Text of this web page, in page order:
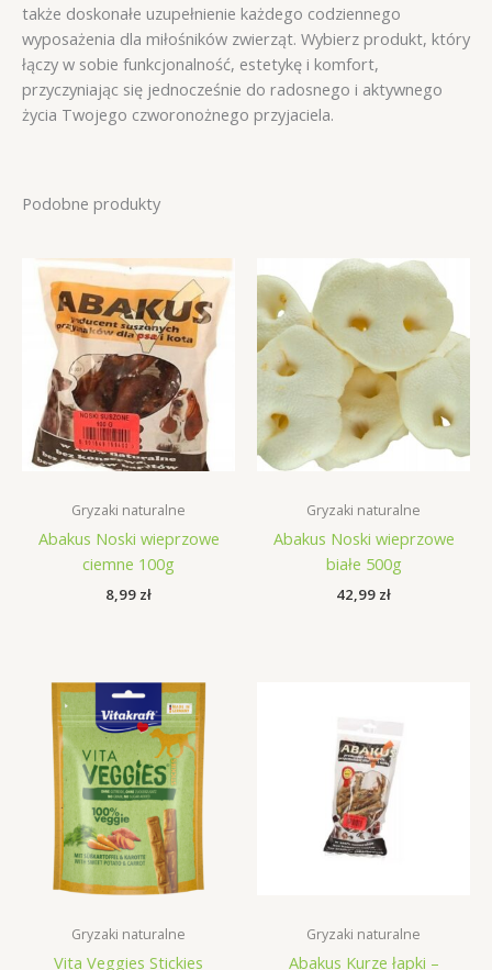
także doskonałe uzupełnienie każdego codziennego
wyposażenia dla miłośników zwierząt. Wybierz produkt, który
łączy w sobie funkcjonalność, estetykę i komfort,
przyczyniając się jednocześnie do radosnego i aktywnego
życia Twojego czworonożnego przyjaciela.
Podobne produkty
Gryzaki naturalne
Abakus Noski wieprzowe
ciemne 100g
8,99 zł
Gryzaki naturalne
Abakus Noski wieprzowe
białe 500g
42,99 zł
Gryzaki naturalne
Vita Veggies Stickies
Gryzaki naturalne
Abakus Kurze łapki –